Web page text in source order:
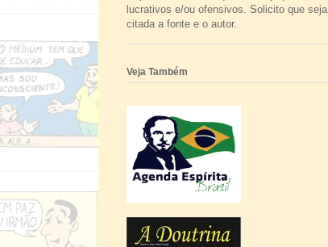
lucrativos e/ou ofensivos. Solicito que seja
citada a fonte e o autor.
Veja Também